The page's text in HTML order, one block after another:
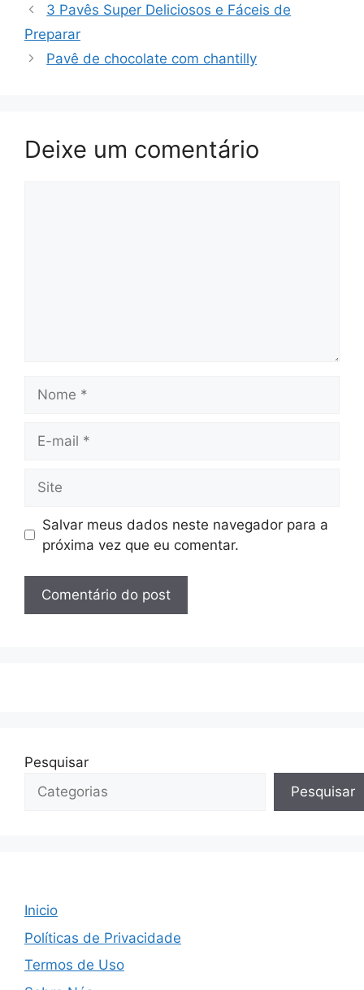
3 Pavês Super Deliciosos e Fáceis de
Preparar
Pavê de chocolate com chantilly
Deixe um comentário
mail
Salvar meus dados neste navegador para a
próxima vez que eu comentar.
Pesquisar
Pesquisar
Inicio
Políticas de Privacidade
Termos de Uso